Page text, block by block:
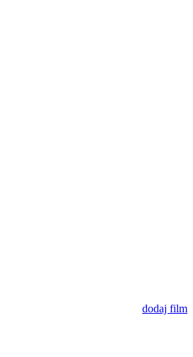
dodaj film